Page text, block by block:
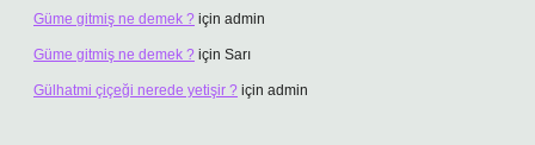
Güme gitmiş ne demek ? için admin
Güme gitmiş ne demek ? için Sarı
Gülhatmi çiçeği nerede yetişir ? için admin